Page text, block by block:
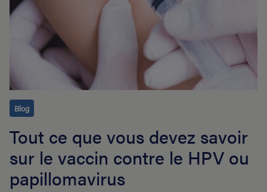
Blog
Tout ce que vous devez savoir
sur le vaccin contre le HPV ou
papillomavirus